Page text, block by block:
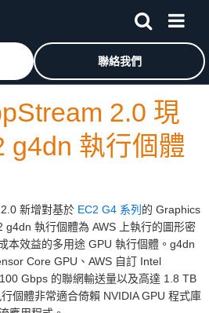
Amazon Web Services 首頁
聯絡我們
2.0 現
g4dn 執行個體
新增對基於 EC2 G4 系列 的 Graphics
g4dn 執行個體為 AWS 上執行的圖形密
本效益的多用途 GPU 執行個體。g4dn
Core GPU、AWS 自訂 Intel
Gbps 的聯網輸送量以及高達 1.8 TB
個體非常適合倚賴 NVIDIA GPU 程式庫